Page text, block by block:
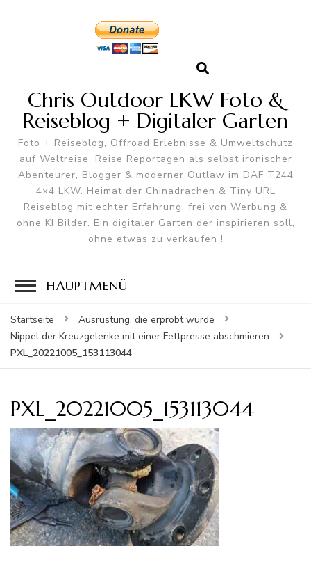
Chris Outdoor LKW Foto &
Reiseblog + Digitaler Garten
Foto + Reiseblog, Offroad Erlebnisse & Umweltschutz
auf Weltreise. Reise Reportagen als selbst ironischer
Abenteurer, Blogger & moderner Outlaw im DAF T244
4×4 LKW. Heimat der Chinadrachen & Tiny URL
Reiseblog mit echter Erfahrung, frei von Werbung &
ohne KI Bilder. Ein digitaler Garten der inspirieren soll,
ohne etwas zu verkaufen !
HAUPTMENÜ
Startseite
Ausrüstung, die erprobt wurde
Nippel der Kreuzgelenke mit einer Fettpresse abschmieren
PXL_20221005_153113044
PXL_20221005_153113044